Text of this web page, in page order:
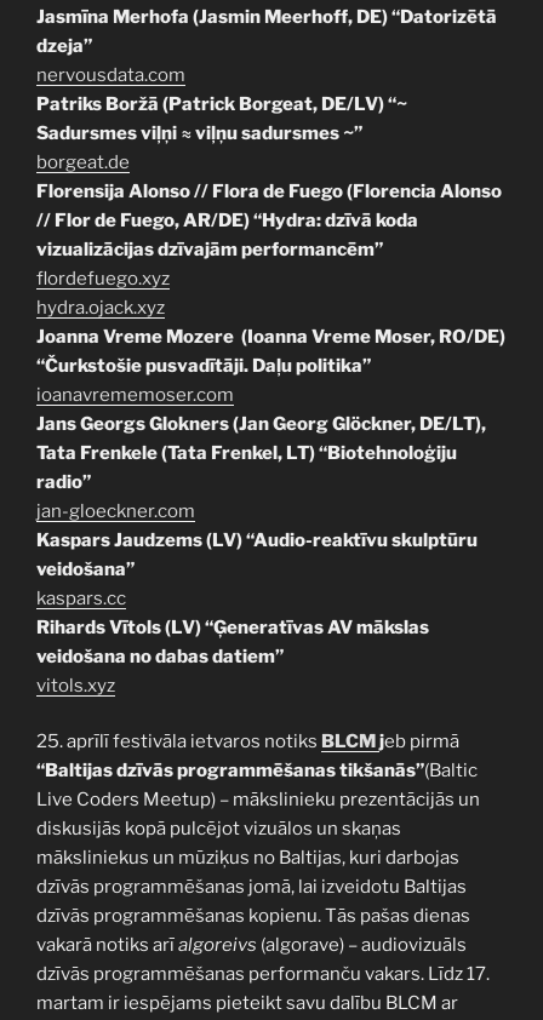
Jasmīna Merhofa (Jasmin Meerhoff, DE) “Datorizētā
dzeja”
nervousdata.com
Patriks Boržā (Patrick Borgeat, DE/LV) “~
Sadursmes viļņi ≈ viļņu sadursmes ~”
borgeat.de
Florensija Alonso // Flora de Fuego (Florencia Alonso
// Flor de Fuego, AR/DE) “Hydra: dzīvā koda
vizualizācijas dzīvajām performancēm”
flordefuego.xyz
hydra.ojack.xyz
Joanna Vreme Mozere (Ioanna Vreme Moser, RO/DE)
“Čurkstošie pusvadītāji. Daļu politika”
ioanavrememoser.com
Jans Georgs Glokners (Jan Georg Glöckner, DE/LT),
Tata Frenkele (Tata Frenkel, LT) “Biotehnoloģiju
radio”
jan-gloeckner.com
Kaspars Jaudzems (LV) “Audio-reaktīvu skulptūru
veidošana”
kaspars.cc
Rihards Vītols (LV) “Ģeneratīvas AV mākslas
veidošana no dabas datiem”
vitols.xyz
25. aprīlī festivāla ietvaros notiks BLCMjeb pirmā
“Baltijas dzīvās programmēšanas tikšanās”(Baltic
Live Coders Meetup) – mākslinieku prezentācijās un
diskusijās kopā pulcējot vizuālos un skaņas
māksliniekus un mūziķus no Baltijas, kuri darbojas
dzīvās programmēšanas jomā, lai izveidotu Baltijas
dzīvās programmēšanas kopienu. Tās pašas dienas
vakarā notiks arīalgoreivs (algorave) – audiovizuāls
dzīvās programmēšanas performanču vakars. Līdz 17.
martam ir iespējams pieteikt savu dalību BLCM ar